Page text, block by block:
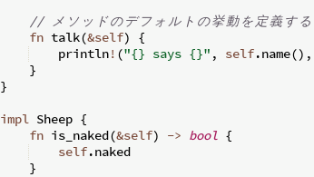
// メ ソ ッ ドの デフ ォ ル ト の挙動 を定義 す る
fn talk(&self)
{
    println
! ("{} says {}" , self.name() ,
}
}
impl Sheep {
fn is_naked(&self) -> bool {
self.naked
}